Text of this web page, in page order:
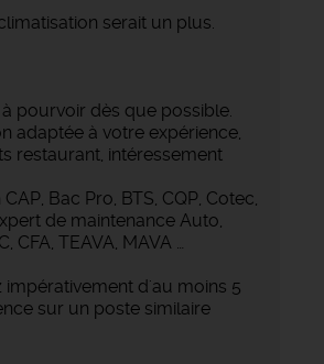
serait un plus.
pourvoir dès que possible.
adaptée à votre expérience,
restaurant, intéressement
Bac Pro, BTS, CQP, Cotec,
de maintenance Auto,
CFA, TEAVA, MAVA …
impérativement d'au moins 5
sur un poste similaire